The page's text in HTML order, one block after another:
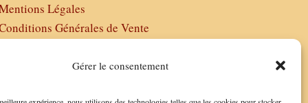
Gérer le consentement
Légales
Générales de Vente